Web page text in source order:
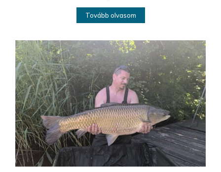
Tovább olvasom